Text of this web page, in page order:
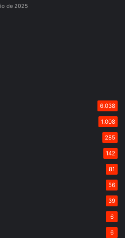
de 2025
6.038
1.008
285
142
81
56
39
6
6